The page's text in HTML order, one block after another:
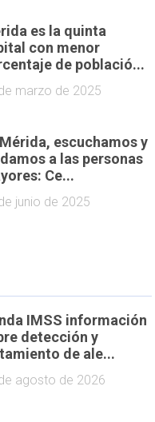
es la quinta
con menor
de població...
marzo de 2025
escuchamos y
a las personas
Ce...
junio de 2025
IMSS información
detección y
de ale...
agosto de 2026